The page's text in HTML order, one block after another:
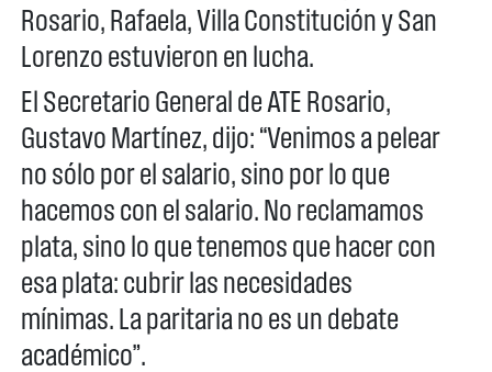
Rosario, Rafaela, Villa Constitución y San
Lorenzo estuvieron en lucha.
El Secretario General de ATE Rosario,
Gustavo Martínez, dijo: “Venimos a pelear
no sólo por el salario, sino por lo que
hacemos con el salario. No reclamamos
plata, sino lo que tenemos que hacer con
esa plata: cubrir las necesidades
mínimas. La paritaria no es un debate
académico”.